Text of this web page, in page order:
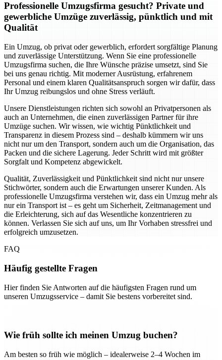
Professionelle Umzugsfirma gesucht? Private und
gewerbliche Umzüge zuverlässig, pünktlich und mit
Qualität
Ein Umzug, ob privat oder gewerblich, erfordert sorgfältige Planung
und zuverlässige Unterstützung. Wenn Sie eine professionelle
Umzugsfirma suchen, die Ihre Wünsche präzise umsetzt, sind Sie
bei uns genau richtig. Mit moderner Ausrüstung, erfahrenem
Personal und einem klaren Qualitätsanspruch sorgen wir dafür, dass
Ihr Umzug reibungslos und ohne Stress verläuft.
Unsere Dienstleistungen richten sich sowohl an Privatpersonen als
auch an Unternehmen, die einen zuverlässigen Partner für ihre
Umzüge suchen. Wir wissen, wie wichtig Pünktlichkeit und
Transparenz in diesem Prozess sind – deshalb kümmern wir uns
nicht nur um den Transport, sondern auch um die Organisation, das
Packen und die sichere Lagerung. Jeder Schritt wird mit größter
Sorgfalt und Kompetenz abgewickelt.
Qualität, Zuverlässigkeit und Pünktlichkeit sind nicht nur unsere
Stichwörter, sondern auch die Erwartungen unserer Kunden. Als
professionelle Umzugsfirma verstehen wir, dass ein Umzug mehr als
nur ein Transport ist – es geht um Sicherheit, Zeitmanagement und
die Erleichterung, sich auf das Wesentliche konzentrieren zu
können. Verlassen Sie sich auf uns, um Ihr Vorhaben stressfrei und
erfolgreich umzusetzen.
FAQ
Häufig gestellte Fragen
Hier finden Sie Antworten auf die häufigsten Fragen rund um
unseren Umzugsservice – damit Sie bestens vorbereitet sind.
Wie früh sollte ich meinen Umzug buchen?
Am besten so früh wie möglich – idealerweise 2–4 Wochen im